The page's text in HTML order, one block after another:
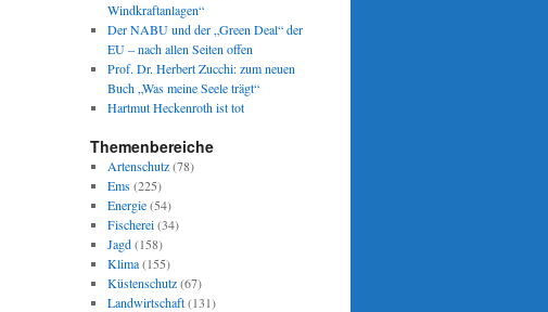
Windkraftanlagen“
Der NABU und der „Green Deal“ der
EU – nach allen Seiten offen
Prof. Dr. Herbert Zucchi: zum neuen
Buch „Was meine Seele trägt“
Hartmut Heckenroth ist tot
Themenbereiche
Artenschutz(78)
Ems(225)
Energie(54)
Fischerei(34)
Jagd(158)
Klima(155)
Küstenschutz(67)
Landwirtschaft(131)